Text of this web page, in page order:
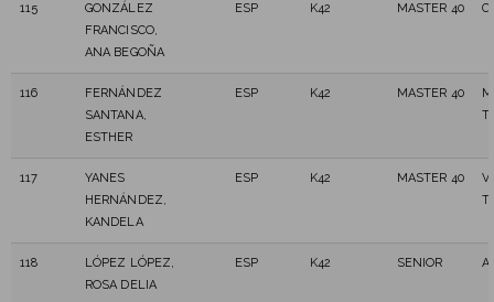
115
GONZÁLEZ
FRANCISCO,
ANA BEGOÑA
ESP K42 MASTER 40
116
FERNÁNDEZ
SANTANA,
ESTHER
ESP K42 MASTER 40
117
YANES
HERNÁNDEZ,
KANDELA
ESP K42 MASTER 40
118
LÓPEZ LÓPEZ,
ROSA DELIA
ESP K42 SENIOR